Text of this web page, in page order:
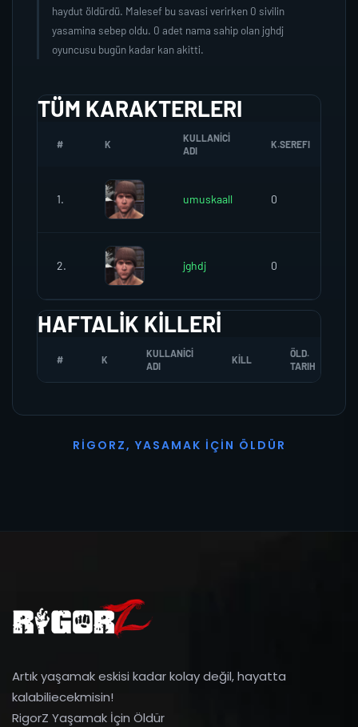
haydut öldürdü. Malesef bu savasi verirken 0 sivilin
yasamina sebep oldu. 0 adet nama sahip olan jghdj
oyuncusu bugün kadar kan akitti.
TÜM KARAKTERLERI
# K
KULLANICI
ADI
K.SEREFI
1. umuskaall 0
2. jghdj 0
HAFTALIK KILLERI
# K
KULLANICI
ADI
KILL
ÖLD.
TARIH
R I G O R Z, YASAMAK İ ÇI N Ö L D Ü R
Artık yaşamak eskisi kadar kolay değil, hayatta
kalabiliecekmisin!
RigorZ Yaşamak İçin Öldür